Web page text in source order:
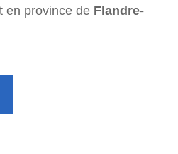
en province de Flandre-